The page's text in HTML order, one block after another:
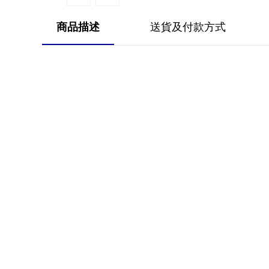
商品描述 送貨及付款方式